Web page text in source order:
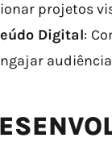
projetos
Digital: